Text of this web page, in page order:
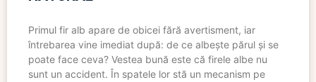
Primul fir alb apare de obicei fără avertisment, iar
întrebarea vine imediat după: de ce albește părul și se
poate face ceva? Vestea bună este că firele albe nu
sunt un accident. În spatele lor stă un mecanism pe